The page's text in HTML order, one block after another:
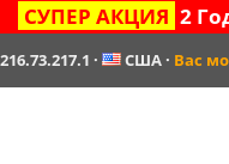
СУПЕР АКЦИЯ 2
216.73.217.1 · США· Вас